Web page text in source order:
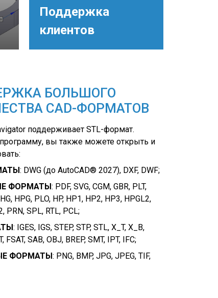
Поддержка
клиентов
БОЛЬШОГО
CAD-ФОРМАТОВ
поддерживает STL-формат.
вы также можете открыть и
: DWG (до AutoCAD® 2027), DXF, DWF;
ФОРМАТЫ: PDF, SVG, CGM, GBR, PLT,
HPG, PLO, HP, HP1, HP2, HP3, HPGL2,
PRN, SPL, RTL, PCL;
: IGES, IGS, STEP, STP, STL, X_T, X_B,
FSAT, SAB, OBJ, BREP, SMT, IPT, IFC;
ФОРМАТЫ: PNG, BMP, JPG, JPEG, TIF,
на macOS с помощью CST CAD
Navigator